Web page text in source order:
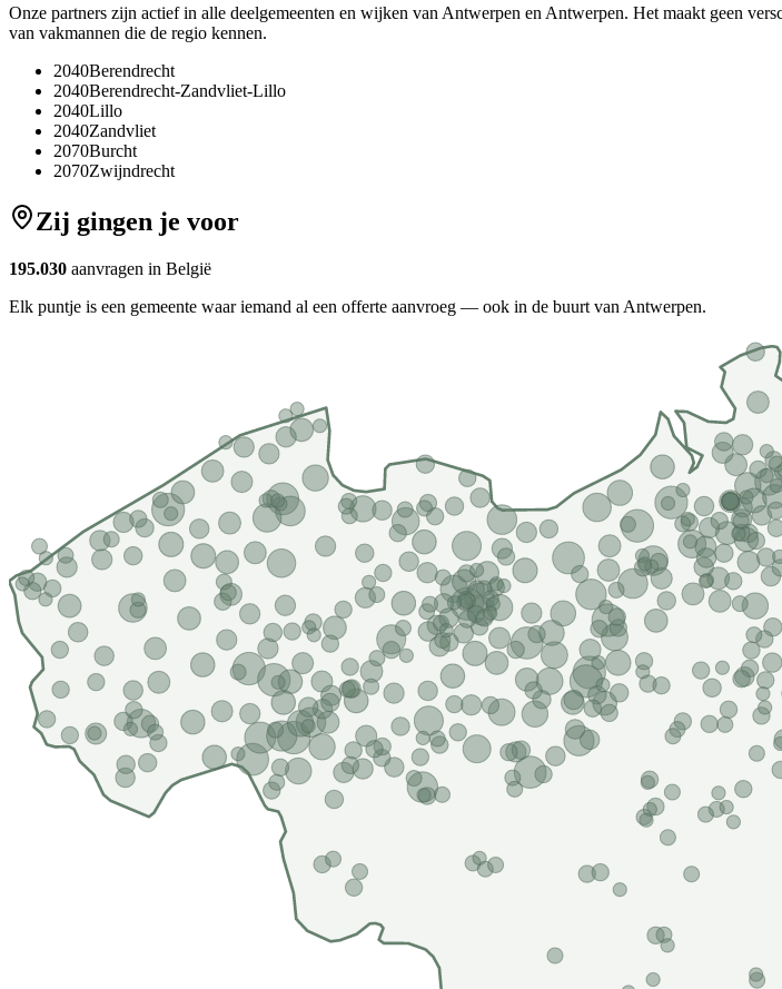
Onze partners zijn actief in alle deelgemeenten en wijken van Antwerpen en Antwerpen. Het maakt geen
van vakmannen die de regio kennen.
2040Berendrecht
2040Berendrecht-Zandvliet-Lillo
2040Lillo
2040Zandvliet
2070Burcht
2070Zwijndrecht
Zij gingen je voor
195.030 aanvragen in België
Elk puntje is een gemeente waar iemand al een offerte aanvroeg — ook in de buurt van Antwerpen.